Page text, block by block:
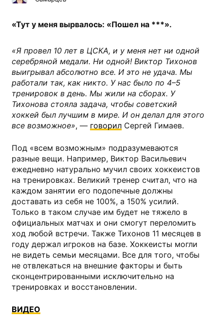
«Тут у меня вырвалось: «Пошел на ***».
«Я провел 10 лет в ЦСКА, и у меня нет ни одной
серебряной медали. Ни одной! Виктор Тихонов
выигрывал абсолютно все. И это не удача. Мы
работали так, как никто. У нас было по 4–5
тренировок в день. Мы жили на сборах. У
Тихонова стояла задача, чтобы советский
хоккей был лучшим в мире. И он делал для этого
все возможное», — говорил Сергей Гимаев.
Под «всем возможным» подразумеваются
разные вещи. Например, Виктор Васильевич
ежедневно натурально мучил своих хоккеистов
на тренировках. Великий тренер считал, что на
каждом занятии его подопечные должны
доставать из себя не 100%, а 150% усилий.
Только в таком случае им будет не тяжело в
официальных матчах и они смогут переломить
ход любой встречи. Также Тихонов 11 месяцев в
году держал игроков на базе. Хоккеисты могли
не видеть семьи месяцами. Все для того, чтобы
не отвлекаться на внешние факторы и быть
сконцентрированными исключительно на
тренировках и восстановлении.
ВИДЕО